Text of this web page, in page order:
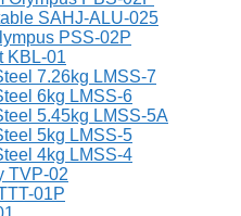
SAHJ-ALU-025
PSS-02P
KBL-01
7.26kg LMSS-7
6kg LMSS-6
5.45kg LMSS-5A
5kg LMSS-5
4kg LMSS-4
TVP-02
01P